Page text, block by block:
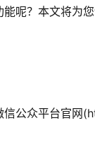
呢？本文将为您
信公众平台官